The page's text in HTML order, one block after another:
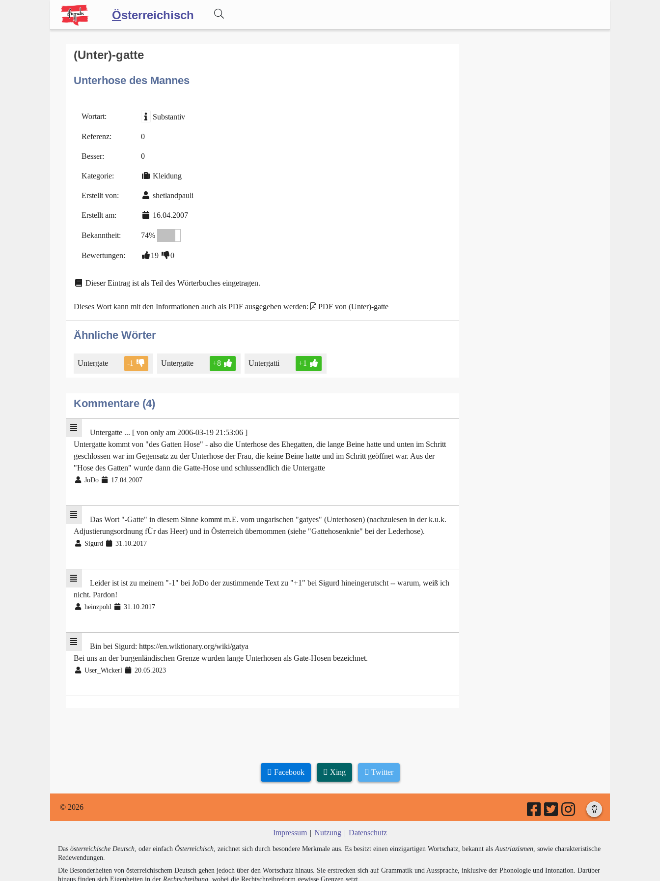
Österreichisch
Forum
Blog
(Unter)-gatte
Unterhose des Mannes
Wortart: Substantiv
Referenz: 0
Besser: 0
Kategorie: Kleidung
Erstellt von: shetlandpauli
Erstellt am: 16.04.2007
Bekanntheit: 74%
Bewertungen: 19 0
Dieser Eintrag ist als Teil des Wörterbuches eingetragen.
Dieses Wort kann mit den Informationen auch als PDF ausgegeben werden: PDF von (Unter)-gatte
Ähnliche Wörter
Untergate -1 Untergatte +8 Untergatti +1
Kommentare (4)
Untergatte ... [ von only am 2006-03-19 21:53:06 ]
Untergatte kommt von "des Gatten Hose" - also die Unterhose des Ehegatten, die lange Beine hatte und unten im Schritt
geschlossen war im Gegensatz zu der Unterhose der Frau, die keine Beine hatte und im Schritt geöffnet war. Aus der
"Hose des Gatten" wurde dann die Gatte-Hose und schlussendlich die Untergatte
JoDo 17.04.2007
Das Wort "-Gatte" in diesem Sinne kommt m.E. vom ungarischen "gatyes" (Unterhosen) (nachzulesen in der k.u.k.
Adjustierungsordnung fÜr das Heer) und in Österreich übernommen (siehe "Gattehosenknie" bei der Lederhose).
Sigurd 31.10.2017
Leider ist ist zu meinem "-1" bei JoDo der zustimmende Text zu "+1" bei Sigurd hineingerutscht -- warum, weiß ich
nicht. Pardon!
heinzpohl 31.10.2017
Bin bei Sigurd: https://en.wiktionary.org/wiki/gatya
Bei uns an der burgenländischen Grenze wurden lange Unterhosen als Gate-Hosen bezeichnet.
User_Wickerl 20.05.2023
Facebook Xing Twitter
© 2026
Impressum | Nutzung | Datenschutz
Das österreichische Deutsch, oder einfach Österreichisch, zeichnet sich durch besondere Merkmale aus. Es besitzt einen einzigartigen Wortschatz, bekannt alsAustriazismen, sowie charakteristische
Redewendungen.
Die Besonderheiten von österreichischem Deutsch gehen jedoch über den Wortschatz hinaus. Sie erstrecken sich auf Grammatik und Aussprache, inklusive der Phonologie und Intonation. Darüber
hinaus finden sich Eigenheiten in der Rechtschreibung , wobei die Rechtschreibreform gewisse Grenzen setzt.